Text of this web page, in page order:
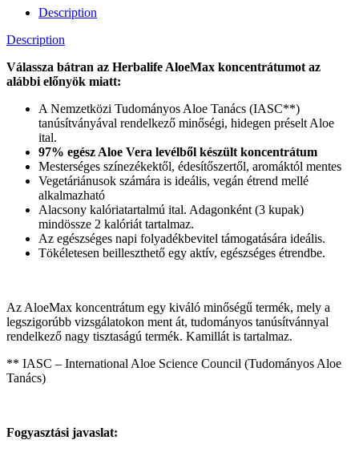
Description
Description
Válassza bátran az Herbalife AloeMax koncentrátumot az
alábbi előnyök miatt:
A Nemzetközi Tudományos Aloe Tanács (IASC**)
tanúsítványával rendelkező minőségi, hidegen préselt Aloe
ital.
97% egész Aloe Vera levélből készült koncentrátum
Mesterséges színezékektől, édesítőszertől, aromáktól mentes
Vegetáriánusok számára is ideális, vegán étrend mellé
alkalmazható
Alacsony kalóriatartalmú ital. Adagonként (3 kupak)
mindössze 2 kalóriát tartalmaz.
Az egészséges napi folyadékbevitel támogatására ideális.
Tökéletesen beilleszthető egy aktív, egészséges étrendbe.
Az AloeMax koncentrátum egy kiváló minőségű termék, mely a
legszigorúbb vizsgálatokon ment át, tudományos tanúsítvánnyal
rendelkező nagy tisztaságú termék. Kamillát is tartalmaz.
** IASC – International Aloe Science Council (Tudományos Aloe
Tanács)
Fogyasztási javaslat: